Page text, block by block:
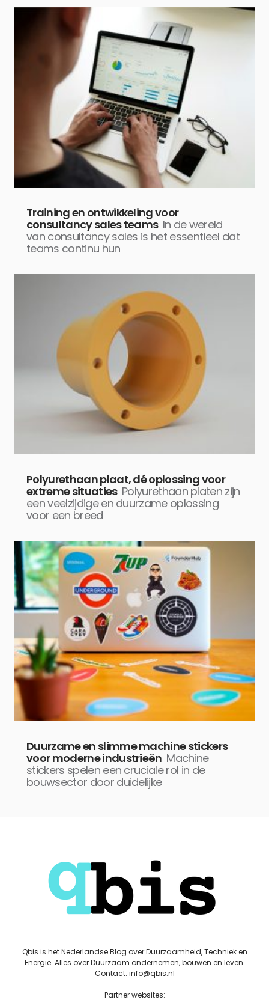
Training en ontwikkeling voor
consultancy sales teams In de wereld
van consultancy sales is het essentieel dat
teams continu hun
Polyurethaan plaat, dé oplossing voor
extreme situaties Polyurethaan platen zijn
een veelzijdige en duurzame oplossing
voor een breed
Duurzame en slimme machine stickers
voor moderne industrieën Machine
stickers spelen een cruciale rol in de
bouwsector door duidelijke
Qbis is het Nederlandse Blog over Duurzaamheid, Techniek en
Energie. Alles over Duurzaam ondernemen, bouwen en leven.
Contact: info@qbis.nl
Partner websites: